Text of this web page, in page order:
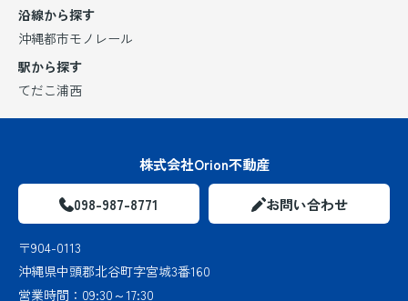
沿線から探す
沖縄都市モノレール
駅から探す
てだこ浦西
株式会社Orion不動産
098-987-8771 お問い合わせ
〒904-0113
沖縄県中頭郡北谷町字宮城3番160
営業時間： 09:30～17:30